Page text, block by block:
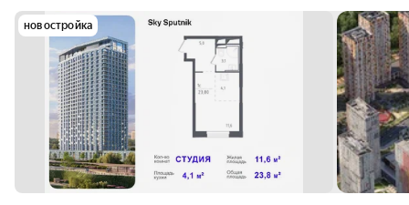
новостройка